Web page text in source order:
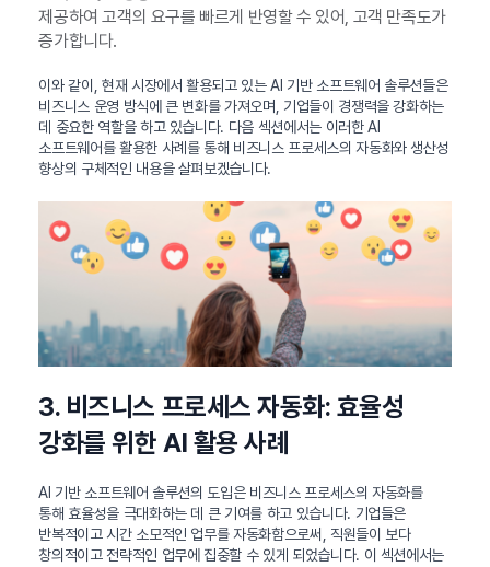
제공하여 고객의 요구를 빠르게 반영할 수 있어, 고객 만족도가
증가합니다.
이와 같이, 현재 시장에서 활용되고 있는 AI 기반 소프트웨어 솔루션들은
비즈니스 운영 방식에 큰 변화를 가져오며, 기업들이 경쟁력을 강화하는
데 중요한 역할을 하고 있습니다. 다음 섹션에서는 이러한 AI
소프트웨어를 활용한 사례를 통해 비즈니스 프로세스의 자동화와 생산성
향상의 구체적인 내용을 살펴보겠습니다.
3. 비즈니스 프로세스 자동화: 효율성
강화를 위한 AI 활용 사례
AI 기반 소프트웨어 솔루션의 도입은 비즈니스 프로세스의 자동화를
통해 효율성을 극대화하는 데 큰 기여를 하고 있습니다. 기업들은
반복적이고 시간 소모적인 업무를 자동화함으로써, 직원들이 보다
창의적이고 전략적인 업무에 집중할 수 있게 되었습니다. 이 섹션에서는